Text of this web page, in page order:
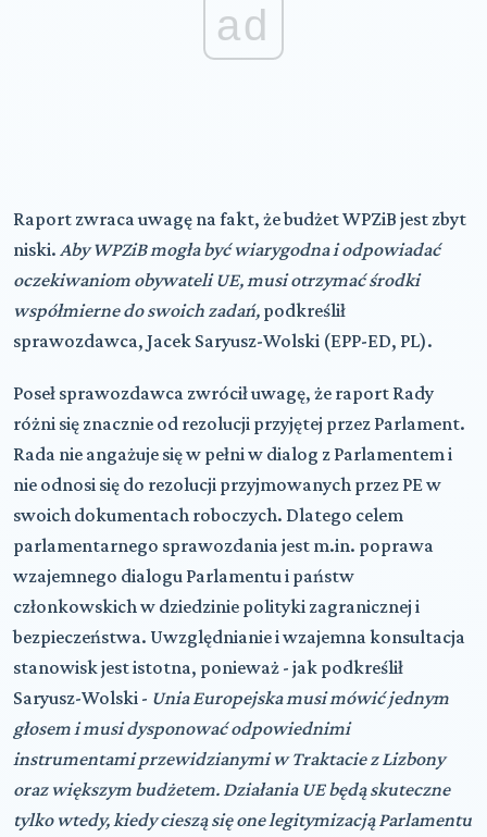
ad
Raport zwraca uwagę na fakt, że budżet WPZiB jest zbyt
niski. Aby WPZiB mogła być wiarygodna i odpowiadać
oczekiwaniom obywateli UE, musi otrzymać środki
współmierne do swoich zadań, podkreślił
sprawozdawca, Jacek Saryusz-Wolski (EPP-ED, PL).
Poseł sprawozdawca zwrócił uwagę, że raport Rady
różni się znacznie od rezolucji przyjętej przez Parlament.
Rada nie angażuje się w pełni w dialog z Parlamentem i
nie odnosi się do rezolucji przyjmowanych przez PE w
swoich dokumentach roboczych. Dlatego celem
parlamentarnego sprawozdania jest m.in. poprawa
wzajemnego dialogu Parlamentu i państw
członkowskich w dziedzinie polityki zagranicznej i
bezpieczeństwa. Uwzględnianie i wzajemna konsultacja
stanowisk jest istotna, ponieważ - jak podkreślił
Saryusz-Wolski - Unia Europejska musi mówić jednym
głosem i musi dysponować odpowiednimi
instrumentami przewidzianymi w Traktacie z Lizbony
oraz większym budżetem. Działania UE będą skuteczne
tylko wtedy, kiedy cieszą się one legitymizacją Parlamentu